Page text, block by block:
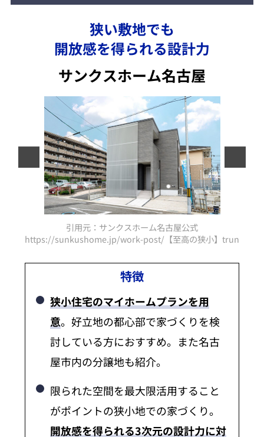
狭い敷地でも
開放感を得られる設計力
サンクスホーム名古屋
truna-lトゥルーナ-l＞/
引用元：サンクスホーム名古屋公式
https://sunkushome.jp/work-post/【至高の狭小】truna-lト
特徴
狭小住宅のマイホームプランを用
意。好立地の都心部で家づくりを検
討している方におすすめ。また名古
屋市内の分譲地も紹介。
限られた空間を最大限活用すること
がポイントの狭小地での家づくり。
開放感を得られる3次元の設計力に対